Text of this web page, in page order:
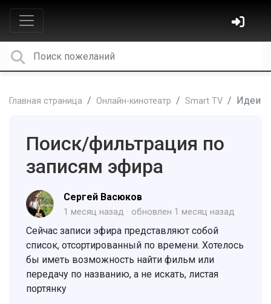
Главная страница Онлайн-кинотеатр Smart TV Идеи
Поиск/фильтрация по
записям эфира
Сергей Васюков
1 месяц назад обновлен 1 месяц назад
Сейчас записи эфира представляют собой
список, отсортированный по времени. Хотелось
бы иметь возможность найти фильм или
передачу по названию, а не искать, листая
портянку